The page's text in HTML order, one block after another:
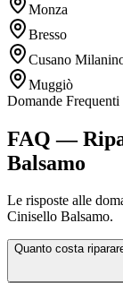
Monza
Bresso
Cusano
Muggiò
Domande Frequenti
FAQ —
Balsamo
Le risposte alle
Cinisello Balsamo.
Quanto costa